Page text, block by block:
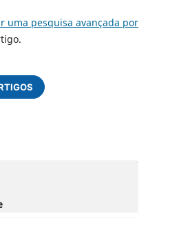
uma pesquisa avançada por